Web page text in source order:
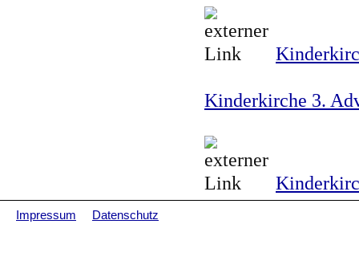
Kinderkirche 3.
Impressum Datenschutz